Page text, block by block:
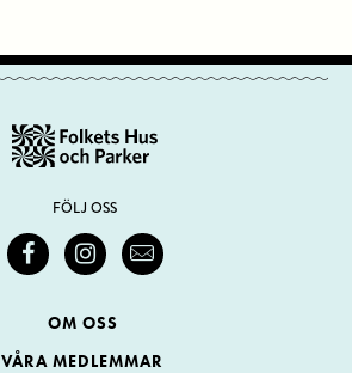
FÖLJ OSS
OM OSS
VÅRA MEDLEMMAR